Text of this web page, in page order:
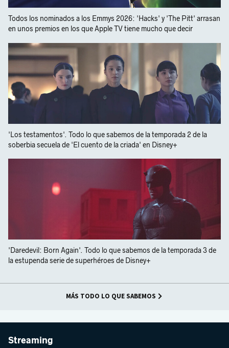
Todos los nominados a los Emmys 2026: 'Hacks' y 'The Pitt' arrasan
en unos premios en los que Apple TV tiene mucho que decir
'Los testamentos'. Todo lo que sabemos de la temporada 2 de la
soberbia secuela de 'El cuento de la criada' en Disney+
'Daredevil: Born Again'. Todo lo que sabemos de la temporada 3 de
la estupenda serie de superhéroes de Disney+
MÁS TODO LO QUE SABEMOS
Streaming